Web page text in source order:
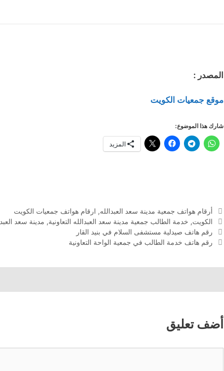
المصدر :
موقع جمعيات الكويت
شارك هذا الموضوع:
المزيد
التصنيفات
أرقام هواتف جمعية مدينة سعد العبدالله, ارقام هواتف جمعيات الكويت
الوسوم
الكويت, خدمة الطالب جمعية مدينة سعد العبدالله التعاونية, مدينة سعد
رقم هاتف صيدلية مستشفى السلام في بنيد القار
رقم هاتف خدمة الطالب في جمعية الواحة التعاونية
أضف تعليق